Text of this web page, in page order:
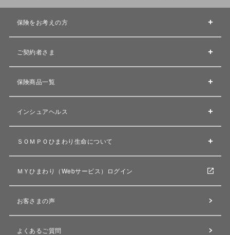
保険をお考えの方
ご契約者さま
保険商品一覧
インシュアヘルス
ＳＯＭＰＯひまわり生命について
ＭＹひまわり（Webサービス）ログイン
お客さまの声
よくあるご質問